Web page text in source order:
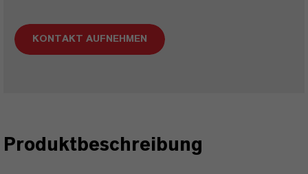
KONTAKT AUFNEHMEN
Produktbeschreibung